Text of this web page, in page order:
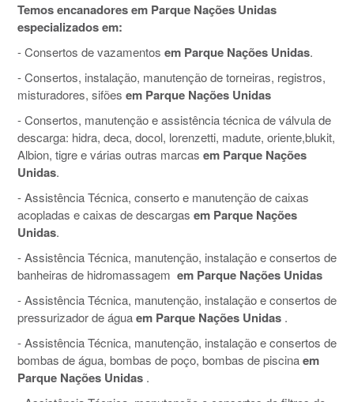
Temos encanadores em Parque Nações Unidas
especializados em:
- Consertos de vazamentos em Parque Nações Unidas.
- Consertos, instalação, manutenção de torneiras, registros,
misturadores, sifões em Parque Nações Unidas
- Consertos, manutenção e assistência técnica de válvula de
descarga: hidra, deca, docol, lorenzetti, madute, oriente,blukit,
Albion, tigre e várias outras marcas em Parque Nações
Unidas.
- Assistência Técnica, conserto e manutenção de caixas
acopladas e caixas de descargas em Parque Nações
Unidas.
- Assistência Técnica, manutenção, instalação e consertos de
banheiras de hidromassagem em Parque Nações Unidas
- Assistência Técnica, manutenção, instalação e consertos de
pressurizador de águaem Parque Nações Unidas .
- Assistência Técnica, manutenção, instalação e consertos de
bombas de água, bombas de poço, bombas de piscinaem
Parque Nações Unidas .